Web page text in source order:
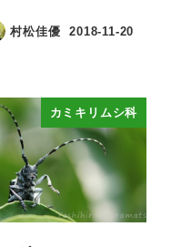
村松佳優 2018-11-20
カミキリムシ科